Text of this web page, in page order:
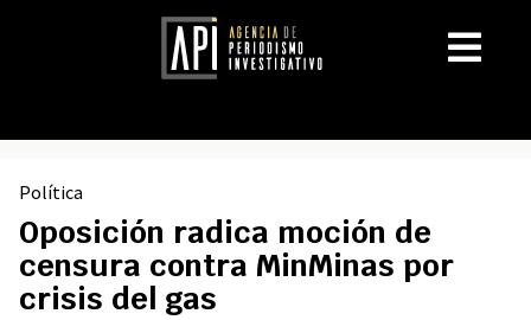
Política
Oposición radica moción de
censura contra MinMinas por
crisis del gas